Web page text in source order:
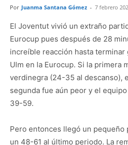
Por Juanma Santana Gómez - 7 febrero
El Joventut vivió un extraño
Eurocup pues después de 28
increíble reacción hasta terminar
Ulm en la Eurocup. Si la primera
verdinegra (24-35 al descanso),
segunda fue aún peor y el
39-59.
Pero entonces llegó un pequeño
un 48-61 al último periodo. La